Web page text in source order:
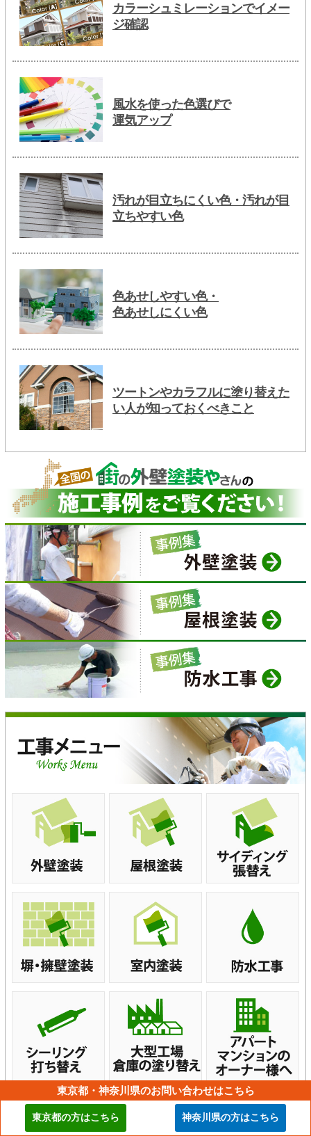
カラーシュミレーションでイメー
ジ確認
風水を使った色選びで
運気アップ
汚れが目立ちにくい色・汚れが目
立ちやすい色
色あせしやすい色・
色あせしにくい色
ツートンやカラフルに塗り替えた
い人が知っておくべきこと
東京都・神奈川県のお問い合わせはこちら
東京都の方はこちら 神奈川県の方はこちら